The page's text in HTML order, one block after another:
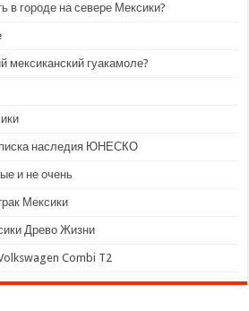
в городе на севере Мексики?
мексиканский гуакамоле?
наследия ЮНЕСКО
и не очень
Мексики
Древо Жизни
Combi T2